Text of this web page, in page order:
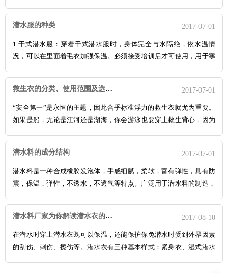
潜水服的种类 2017-07-01
1.干式潜水服：穿着干式潜水服时，身体完全与水隔绝，依水温情
况，可以在里面着毛衣加强保温。必须接受培训后才可使用，用于寒
救生衣的分类、使用范围及选购技巧 2017-07-01
“安全第一”是永恒的主题，因此合乎标准浮力的救生衣就尤为重要。
如果是船，无论是江河还是湖海，你会游泳也要穿上救生背心，因为
潜水料的成分结构
2017-07-01
潜水料是一种合成橡胶发泡体，手感细腻，柔软，富有弹性，具有防
震，保温，弹性，不透水，不透气等特点。广泛用于潜水料的制造，
潜水料厂家为你解读潜水衣的性能 2017-08-10
在潜水时穿上潜水衣既可以保温，还能保护你免潜水时受到外界因素
的刮伤、刺伤、擦伤等。潜水衣有三种基本样式：紧身衣、湿式潜水